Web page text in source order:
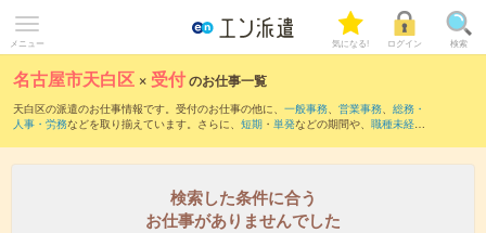
メニュー 気になる! ログイン 検索
名古屋市天白区 × 受付のお仕事一覧
天白区の派遣のお仕事情報です。受付のお仕事の他に、 一般事務、 営業事務、 総務・
人事・労務などを取り揃えています。さらに、 短期 ・ 単発などの期間や、 職種未経験
検索した条件に合う
お仕事がありませんでした